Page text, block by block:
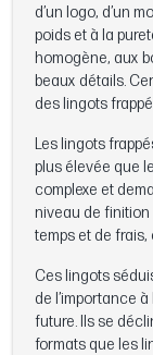
d’un logo, d’un
poids et à la
homogène, aux
beaux détails.
des lingots
Les lingots
plus élevée que
complexe et
niveau de finition
temps et de
Ces lingots
de l’importance
future. Ils se
formats que les